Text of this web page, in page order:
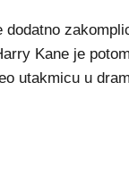
Kane je
utakmicu u